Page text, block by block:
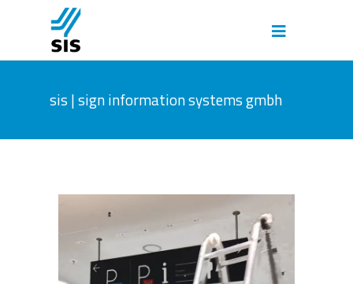
sis | sign information systems gmbh